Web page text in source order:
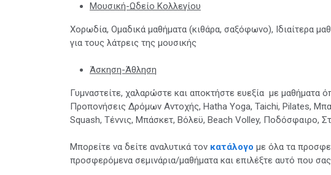
Μουσική-Ωδείο Κολλεγίου
Χορωδία, Ομαδικά μαθήματα (κιθάρα, σαξόφωνο), Ιδιαίτερα
για τους λάτρεις της μουσικής
Άσκηση-Άθληση
Γυμναστείτε, χαλαρώστε και αποκτήστε ευεξία με μαθήματα
Προπονήσεις Δρόμων Αντοχής, Hatha Yoga, Taichi, Pilates,
Squash, Τέννις, Μπάσκετ, Βόλεϋ, Beach Volley, Ποδόσφαιρο,
Μπορείτε να δείτε αναλυτικά τον κατάλογο με όλα τα
προσφερόμενα σεμινάρια/μαθήματα και επιλέξτε αυτό που σας